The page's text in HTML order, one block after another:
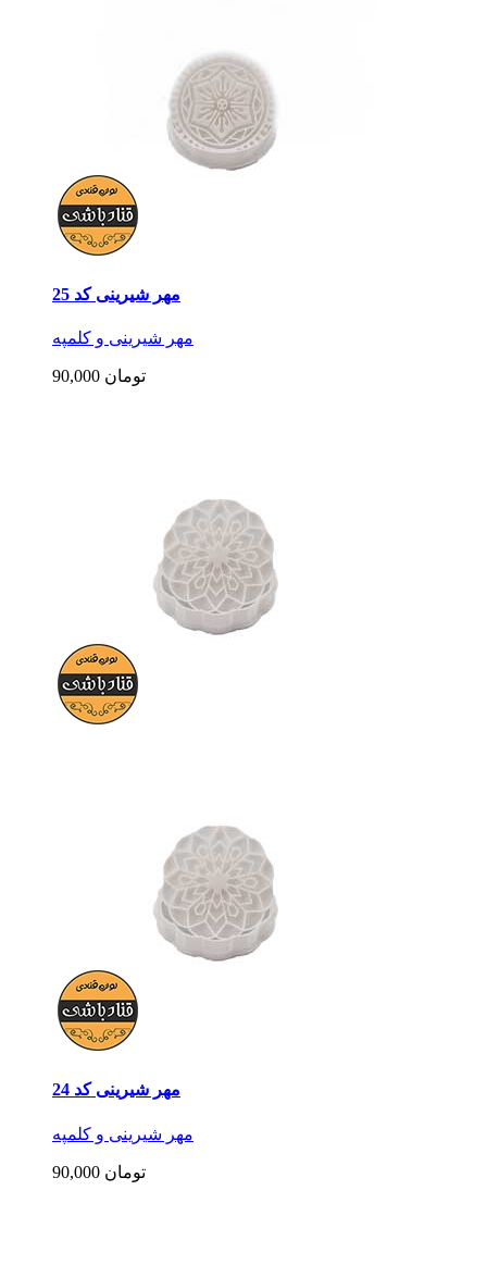
مهر شیرینی کد 25
مهر شیرینی و کلمپه
90,000 تومان
مهر شیرینی کد 24
مهر شیرینی و کلمپه
90,000 تومان